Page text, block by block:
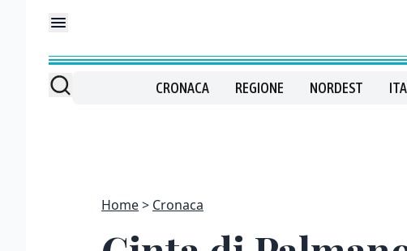
CRONACA REGIONE NORDEST
Home Cronaca